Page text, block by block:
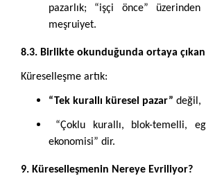
pazarlık; “işçi önce”
meşruiyet.
8.3. Birlikte okunduğunda ortaya
Küreselleşme artık:
“Tek kurallı küresel pazar” değil,
“Çoklu kurallı, blok-temelli,
ekonomisi” dir.
9. Küreselleşmenin Nereye Evriliyor?